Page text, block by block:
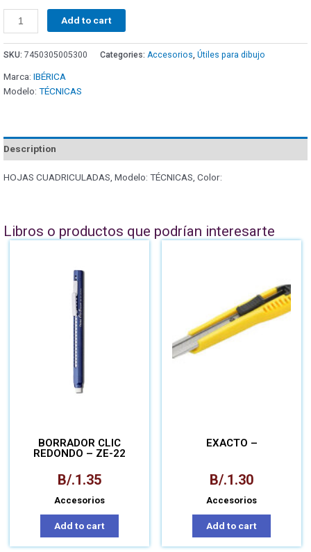
Add to cart
SKU: 7450305005300 Categories: Accesorios, Útiles para dibujo
Marca: IBÉRICA
Modelo: TÉCNICAS
Description
HOJAS CUADRICULADAS, Modelo: TÉCNICAS, Color:
Libros o productos que podrían interesarte
BORRADOR CLIC
REDONDO – ZE-22
B/.1.35
Accesorios
Add to cart
EXACTO –
B/.1.30
Accesorios
Add to cart